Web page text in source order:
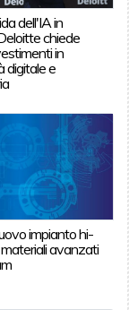
dell'IA in
chiede
in
digitale e
impianto hi-
avanzati